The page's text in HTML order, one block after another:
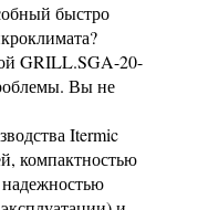
быстро
GRILL.SGA-20-
Вы не
Itermic
компактностью